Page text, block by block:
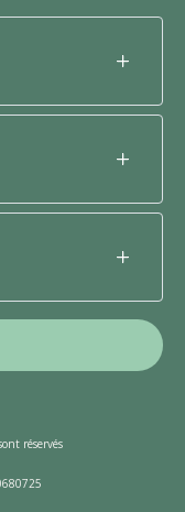
réservés